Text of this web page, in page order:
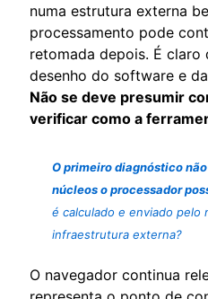
numa estrutura externa
processamento pode
retomada depois. É claro
desenho do software e
Não se deve presumir
verificar como a
O primeiro diagnóstico
núcleos o processador
é calculado e enviado pelo
infraestrutura externa?
O navegador continua